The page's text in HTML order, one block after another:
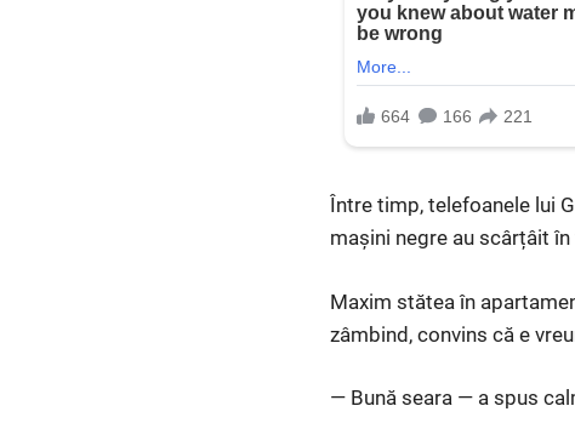
Între timp, telefoanele lui
mașini negre au scârțâit
Maxim stătea în
zâmbind, convins că e
— Bună seara — a spus